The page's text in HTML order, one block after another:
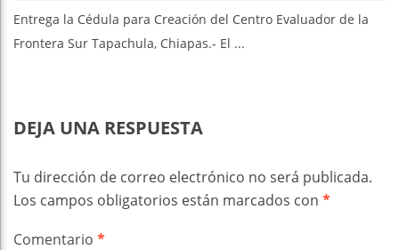
Entrega la Cédula para Creación del Centro Evaluador de la
Frontera Sur Tapachula, Chiapas.- El ...
DEJA UNA RESPUESTA
Tu dirección de correo electrónico no será publicada.
Los campos obligatorios están marcados con *
Comentario *